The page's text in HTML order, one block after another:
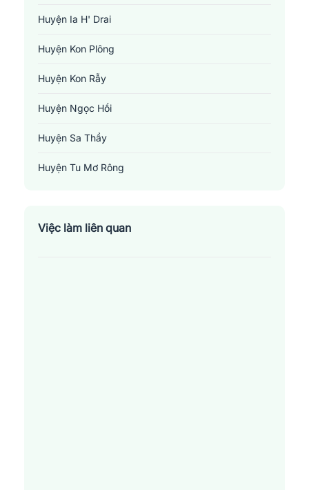
Huyện Ia H' Drai
Huyện Kon Plông
Huyện Kon Rẫy
Huyện Ngọc Hồi
Huyện Sa Thầy
Huyện Tu Mơ Rông
Việc làm liên quan